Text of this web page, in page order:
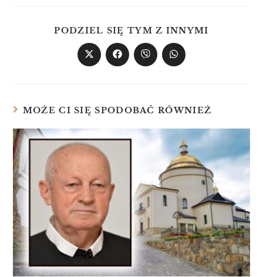
PODZIEL SIĘ TYM Z INNYMI
MOŻE CI SIĘ SPODOBAĆ RÓWNIEŻ